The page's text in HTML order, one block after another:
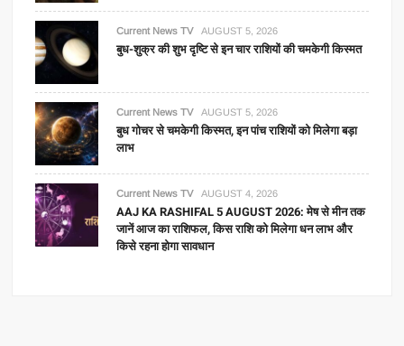
Current News TV AUGUST 5, 2026
बुध-शुक्र की शुभ दृष्टि से इन चार राशियों की चमकेगी किस्मत
Current News TV AUGUST 5, 2026
बुध गोचर से चमकेगी किस्मत, इन पांच राशियों को मिलेगा बड़ा
लाभ
Current News TV AUGUST 4, 2026
AAJ KA RASHIFAL 5 AUGUST 2026: मेष से मीन तक
जानें आज का राशिफल, किस राशि को मिलेगा धन लाभ और
किसे रहना होगा सावधान